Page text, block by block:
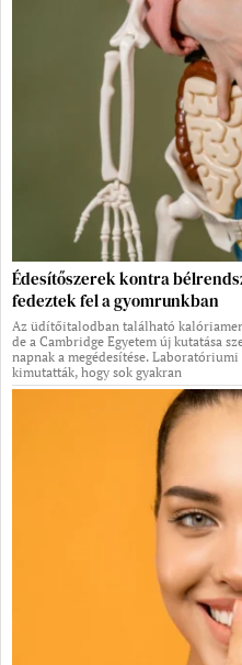
Édesítőszerek kontra
fedeztek fel a gyomrunkban
Az üdítőitalodban található
de a Cambridge Egyetem új kutatása
napnak a megédesítése.
kimutatták, hogy sok gyakran